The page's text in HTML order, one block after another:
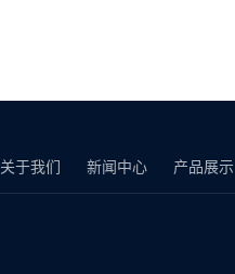
关于我们 新闻中心 产品展示